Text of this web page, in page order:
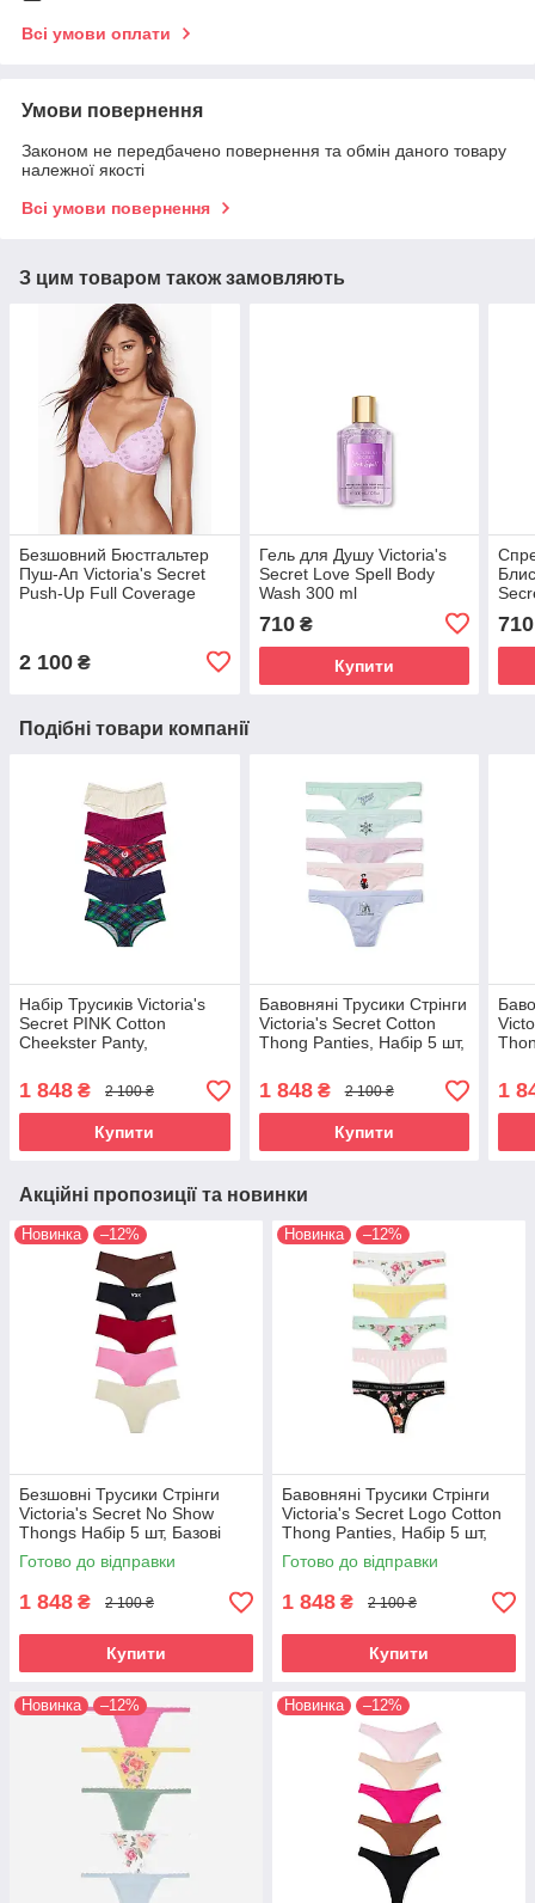
Всі умови оплати
Умови повернення
Законом не передбачено повернення та обмін даного товару
належної якості
Всі умови повернення
З цим товаром також замовляють
Безшовний Бюстгальтер
Пуш-Ап Victoria's Secret
Push-Up Full Coverage
2 100 ₴
Гель для Душу Victoria's
Secret Love Spell Body
Wash 300 ml
710₴
Купити
710
Подібні товари компанії
Набір Трусиків Victoria's
Secret PINK Cotton
Cheekster Panty,
рубчик, 5 шт
1 848 ₴ 2 100 ₴
Купити
Бавовняні Трусики Стрінги
Victoria's Secret Cotton
Thong Panties, Набір 5 шт,
1 848₴ 2 100 ₴
Купити
1
Акційні пропозиції та новинки
Новинка –12%
Безшовні Трусики Стрінги
Victoria's Secret No Show
Thongs Набір 5 шт, Базові
кольори
Готово до відправки
1 848 ₴ 2 100 ₴
Купити
Новинка –12%
Бавовняні Трусики Стрінги
Victoria's Secret Logo Cotton
Thong Panties, Набір 5 шт,
Різні кольори М
Готово до відправки
1 848 ₴ 2 100 ₴
Купити
Новинка –12% Новинка –12%